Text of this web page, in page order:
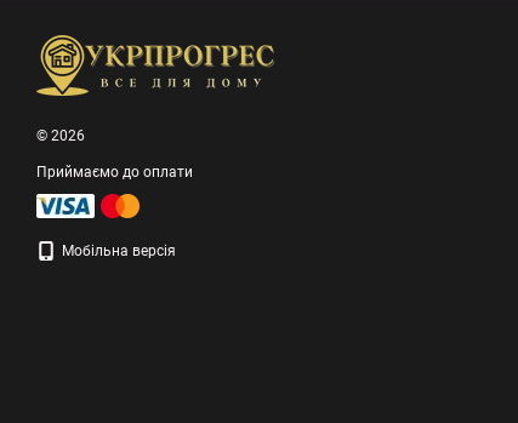
© 2026
Приймаємо до оплати
Мобільна версія